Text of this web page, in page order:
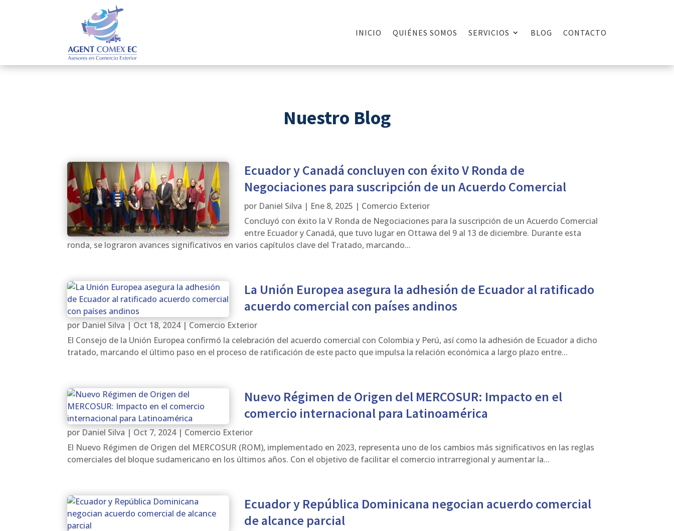
INICIO QUIÉNES SOMOS SERVICIOS BLOG CONTACTO
Nuestro Blog
Ecuador y Canadá concluyen con éxito V Ronda de
Negociaciones para suscripción de un Acuerdo Comercial
por Daniel Silva | Ene 8, 2025 | Comercio Exterior
Concluyó con éxito la V Ronda de Negociaciones para la suscripción de un Acuerdo Comercial
entre Ecuador y Canadá, que tuvo lugar en Ottawa del 9 al 13 de diciembre. Durante esta
ronda, se lograron avances significativos en varios capítulos clave del Tratado, marcando...
La Unión Europea asegura la adhesión de Ecuador al ratificado
acuerdo comercial con países andinos
por Daniel Silva | Oct 18, 2024| Comercio Exterior
El Consejo de la Unión Europea confirmó la celebración del acuerdo comercial con Colombia y Perú, así como la adhesión de Ecuador a dicho
tratado, marcando el último paso en el proceso de ratificación de este pacto que impulsa la relación económica a largo plazo entre...
Nuevo Régimen de Origen del MERCOSUR: Impacto en el
comercio internacional para Latinoamérica
por Daniel Silva | Oct 7, 2024| Comercio Exterior
El Nuevo Régimen de Origen del MERCOSUR (ROM), implementado en 2023, representa uno de los cambios más significativos en las reglas
comerciales del bloque sudamericano en los últimos años. Con el objetivo de facilitar el comercio intrarregional y aumentar la...
Ecuador y República Dominicana negocian acuerdo comercial
de alcance parcial